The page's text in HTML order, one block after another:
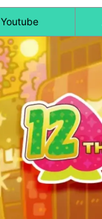
Youtube